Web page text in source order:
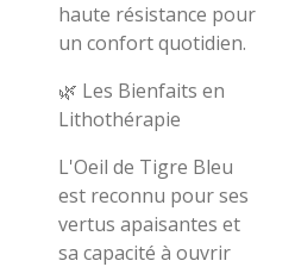
haute résistance pour
un confort quotidien.
​🌿 Les Bienfaits en
Lithothérapie
​L'Oeil de Tigre Bleu
est reconnu pour ses
vertus apaisantes et
sa capacité à ouvrir